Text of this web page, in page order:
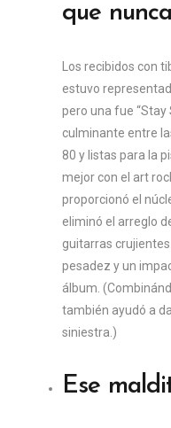
que nunca
Los recibidos con
estuvo
pero una fue
culminante entre
80 y listas para la
mejor con el art
proporcionó el
eliminó el arreglo
guitarras
pesadez y un
álbum.
también ayudó a
siniestra.)
Ese